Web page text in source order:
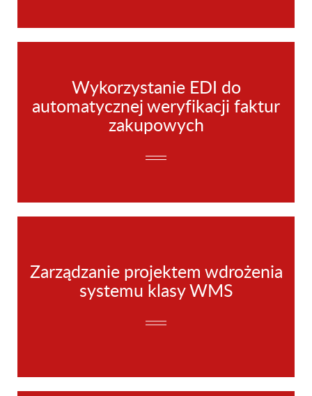
Wykorzystanie EDI do
automatycznej weryfikacji faktur
zakupowych
Zarządzanie projektem wdrożenia
systemu klasy WMS